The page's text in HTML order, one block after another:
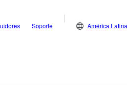
Soporte América